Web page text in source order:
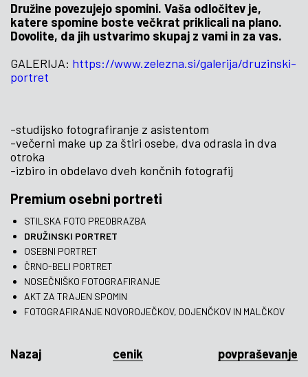
Premium osebni portreti
STILSKA FOTO PREOBRAZBA
DRUŽINSKI PORTRET
OSEBNI PORTRET
ČRNO-BELI PORTRET
NOSEČNIŠKO FOTOGRAFIRANJE
AKT ZA TRAJEN SPOMIN
FOTOGRAFIRANJE NOVOROJEČKOV, DOJENČKOV IN MALČKOV
Družine povezujejo spomini. Vaša odločitev je,
katere spomine boste večkrat priklicali na plano.
Dovolite, da jih ustvarimo skupaj z vami in za vas.
GALERIJA: https://www.zelezna.si/galerija/druzinski-
portret
-studijsko fotografiranje z asistentom
-večerni make up za štiri osebe, dva odrasla in dva
otroka
-izbiro in obdelavo dveh končnih fotografij
Nazaj cenik povpraševanje